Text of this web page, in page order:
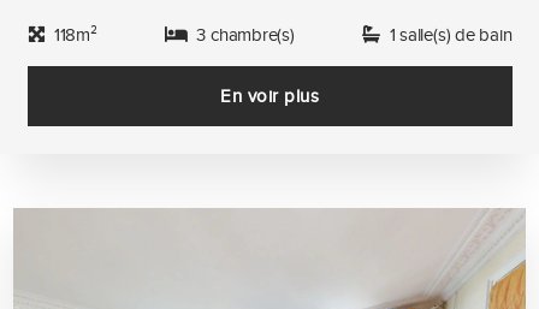
118m² 3 chambre(s) 1 salle(s) de bain
En voir plus